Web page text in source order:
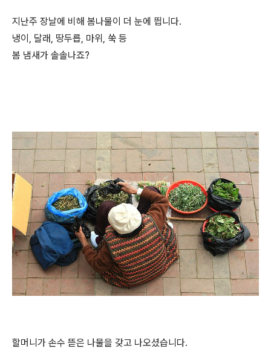
지난주 장날에 비해 봄나물이 더 눈에 띕니다.
냉이, 달래, 땅두릅, 마위, 쑥 등
봄 냄새가 솔솔나죠?
할머니가 손수 뜯은 나물을 갖고 나오셨습니다.